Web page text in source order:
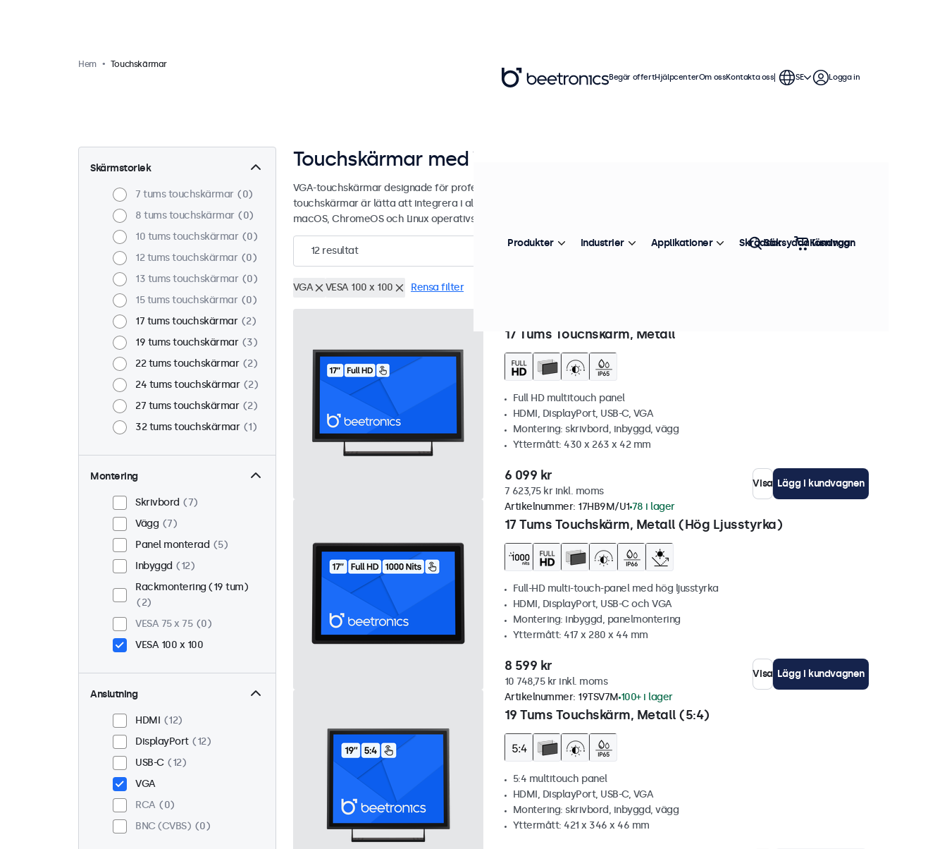
Hem Touchskärmar
Skärmstorlek
7 tums touchskärmar
0
8 tums touchskärmar
0
10 tums touchskärmar
0
12 tums touchskärmar
0
13 tums touchskärmar
0
15 tums touchskärmar
0
17 tums touchskärmar
2
19 tums touchskärmar
3
22 tums touchskärmar
2
24 tums touchskärmar
2
27 tums touchskärmar
2
32 tums touchskärmar
1
Montering
Skrivbord
7
Vägg
7
Panel monterad
5
Inbyggd
12
Rackmontering (19 tum)
2
VESA 75 x 75
0
VESA 100 x 100
Anslutning
HDMI
12
DisplayPort
12
USB-C
12
VGA
RCA
0
BNC (CVBS)
0
Touchskärmar med VGA
VGA-touchskärmar designade för professionella applikationer och kontinuerlig användning. Våra VGA-
touchskärmar är lätta att integrera i alla applikationer och miljöer samt är kompatibla med Windows,
macOS, ChromeOS och Linux operativsystem.
12resultat Sortera efter Toppsäljare
VGA VESA 100 x 100 Rensa filter
17 Tums Touchskärm, Metall
Full HD multitouch panel
HDMI, DisplayPort, USB-C, VGA
Montering: skrivbord, inbyggd, vägg
Yttermått: 430 x 263 x 42 mm
6 099 kr
7 623,75 kr inkl. moms
Visa Lägg i kundvagnen
17 Tums Touchskärm, Metall (Hög Ljusstyrka)
Artikelnummer: 17HB9M/U1 78 i lager
Full-HD multi-touch-panel med hög ljusstyrka
HDMI, DisplayPort, USB-C och VGA
Montering: inbyggd, panelmontering
Yttermått: 417 x 280 x 44 mm
8 599 kr
10 748,75 kr inkl. moms
Visa Lägg i kundvagnen
19 Tums Touchskärm, Metall (5:4)
Artikelnummer: 19TSV7M 100+ i lager
5:4 multitouch panel
HDMI, DisplayPort, USB-C, VGA
Montering: skrivbord, inbyggd, vägg
Yttermått: 421 x 346 x 46 mm
Begär offertHjälpcenterOm ossKontakta oss SE Logga in
Produkter Industrier Applikationer Skräddarsydda lösningar
Sök Kundvagn